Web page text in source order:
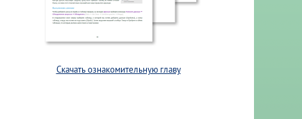
Скачать ознакомительную главу